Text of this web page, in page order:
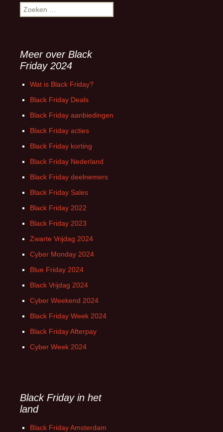
Zoeken
naar:
Meer over Black
Friday 2024
Wat is Black Friday?
Black Friday Deals
Black Friday aanbiedingen
Black Friday acties
Black Friday korting
Black Friday Nederland
Black Friday deelnemers
Black Friday Sales
Black Friday 2022
Black Friday 2023
Zwarte Vrijdag 2024
Cyber Monday 2024
Blue Friday 2024
Black Vrijdag 2024
Cyber Weekend 2024
Black Friday Week 2024
Black Friday Afterpay
Cyber Week 2024
Black Friday in het
land
Black Friday Amsterdam